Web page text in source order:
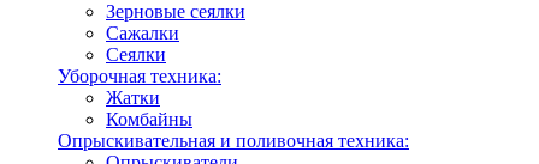
Зерновые сеялки
Сажалки
Сеялки
Уборочная техника:
Жатки
Комбайны
Опрыскивательная и поливочная техника: